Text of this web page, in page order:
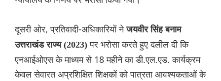
दूसरी ओर, प्रतिवादी-अधिकारियों नेजयवीर सिंह बनाम
उत्तराखंड राज्य (2023)पर भरोसा करते हुए दलील दी कि
एनआईओएस के माध्यम से 18 महीने का डी.एल.एड. कार्यक्रम
केवल सेवारत अप्रशिक्षित शिक्षकों को पात्रता आवश्यकताओं के